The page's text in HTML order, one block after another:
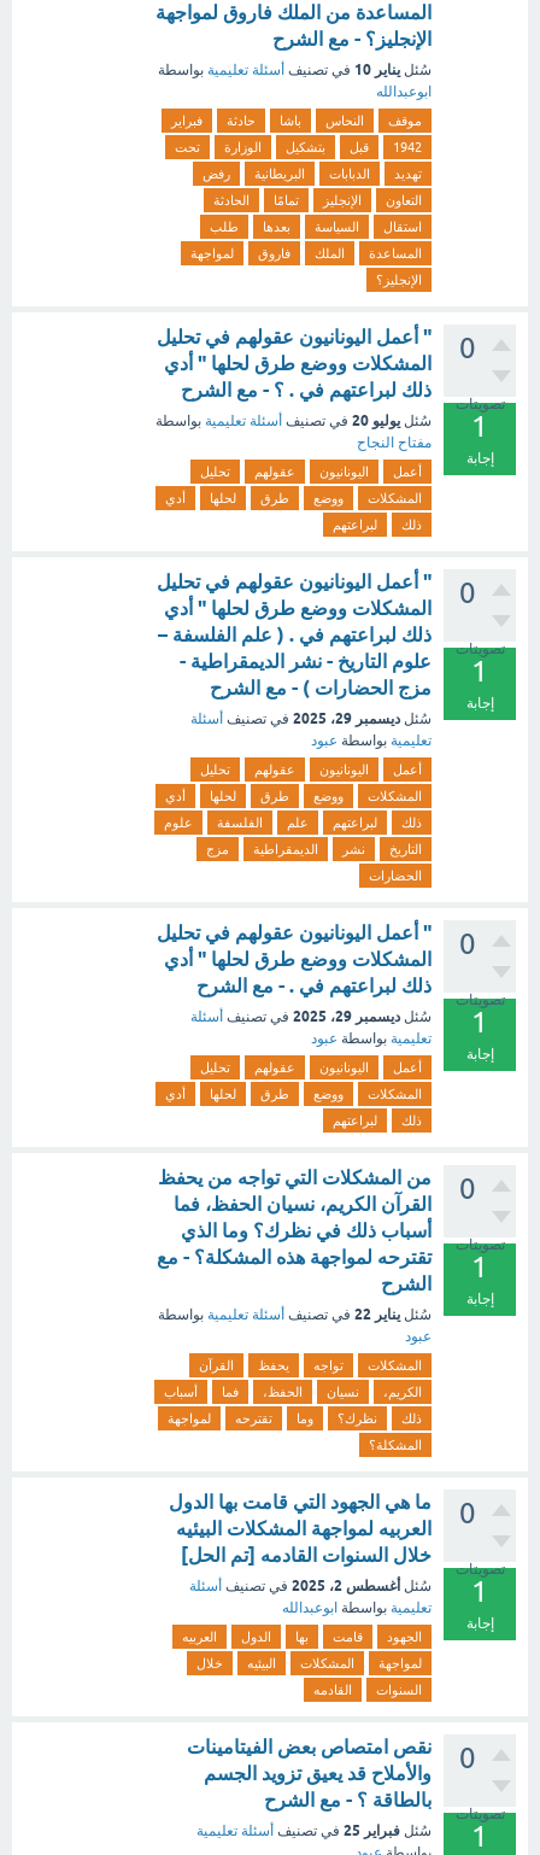
المساعدة من الملك فاروق لمواجهة
الإنجليز؟ - مع الشرح
سُئل يناير 10 في تصنيف أسئلة تعليمية بواسطة
ابوعبدالله
موقف النحاس باشا حادثة
فبراير
1942
قبل بتشكيل الوزارة
تحت
تهديد
الدبابات البريطانية
رفض
التعاون
الإنجليز تمامًا
الحادثة
استقال
السياسة بعدها
طلب
المساعدة
الملك فاروق
لمواجهة
الإنجليز؟
0
تصويتات
1
إجابة
" أعمل اليونانيون عقولهم في تحليل
المشكلات ووضع طرق لحلها " أدي
ذلك لبراعتهم في . ؟ - مع الشرح
سُئل يوليو 20 في تصنيف أسئلة تعليمية بواسطة
مفتاح النجاح
أعمل اليونانيون عقولهم
تحليل
المشكلات
ووضع طرق لحلها
أدي
ذلك
لبراعتهم
0
تصويتات
1
إجابة
" أعمل اليونانيون عقولهم في تحليل
المشكلات ووضع طرق لحلها " أدي
ذلك لبراعتهم في . ( علم الفلسفة –
علوم التاريخ - نشر الديمقراطية -
مزج الحضارات ) - مع الشرح
سُئل ديسمبر 29، 2025 في تصنيف أسئلة
تعليمية بواسطة عبود
أعمل اليونانيون عقولهم
تحليل
المشكلات
ووضع طرق لحلها
أدي
ذلك
لبراعتهم علم الفلسفة
علوم
التاريخ
نشر الديمقراطية
مزج
الحضارات
0
تصويتات
1
إجابة
" أعمل اليونانيون عقولهم في تحليل
المشكلات ووضع طرق لحلها " أدي
ذلك لبراعتهم في . - مع الشرح
سُئل ديسمبر 29، 2025 في تصنيف أسئلة
تعليمية بواسطة عبود
أعمل اليونانيون عقولهم
تحليل
المشكلات
ووضع طرق لحلها
أدي
ذلك
لبراعتهم
0
تصويتات
1
إجابة
من المشكلات التي تواجه من يحفظ
القرآن الكريم، نسيان الحفظ، فما
أسباب ذلك في نظرك؟ وما الذي
تقترحه لمواجهة هذه المشكلة؟ - مع
الشرح
سُئل يناير 22 في تصنيف أسئلة تعليمية بواسطة
عبود
المشكلات تواجه يحفظ
القرآن
الكريم،
نسيان الحفظ، فما
أسباب
ذلك
نظرك؟ وما تقترحه
لمواجهة
المشكلة؟
0
تصويتات
1
إجابة
ما هي الجهود التي قامت بها الدول
العربيه لمواجهة المشكلات البيئيه
خلال السنوات القادمه [تم الحل]
سُئل أغسطس 2، 2025 في تصنيف أسئلة
تعليمية بواسطة ابوعبدالله
الجهود قامت بها الدول
العربيه
لمواجهة
المشكلات البيئيه
خلال
السنوات
القادمه
0
تصويتات
1
نقص امتصاص بعض الفيتامينات
والأملاح قد يعيق تزويد الجسم
بالطاقة ؟ - مع الشرح
سُئل فبراير 25 في تصنيف أسئلة تعليمية